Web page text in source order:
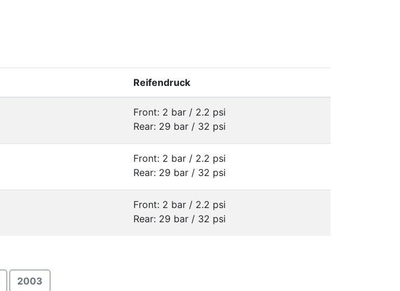
Reifendruck
Front: 2 bar / 2.2 psi
Rear: 29 bar / 32 psi
Front: 2 bar / 2.2 psi
Rear: 29 bar / 32 psi
Front: 2 bar / 2.2 psi
Rear: 29 bar / 32 psi
2003